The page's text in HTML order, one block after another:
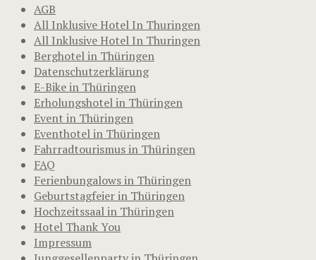
AGB
All Inklusive Hotel In Thuringen
All Inklusive Hotel In Thuringen
Berghotel in Thüringen
Datenschutzerklärung
E-Bike in Thüringen
Erholungshotel in Thüringen
Event in Thüringen
Eventhotel in Thüringen
Fahrradtourismus in Thüringen
FAQ
Ferienbungalows in Thüringen
Geburtstagfeier in Thüringen
Hochzeitssaal in Thüringen
Hotel Thank You
Impressum